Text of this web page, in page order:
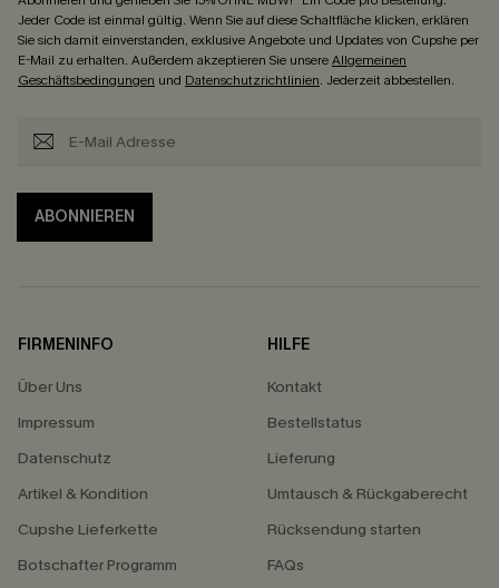
Jeder Code ist einmal gültig. Wenn Sie auf diese Schaltfläche klicken, erklären
Sie sich damit einverstanden, exklusive Angebote und Updates von Cupshe per
E-Mail zu erhalten. Außerdem akzeptieren Sie unsereAllgemeinen
Geschäftsbedingungen und Datenschutzrichtlinien. Jederzeit abbestellen.
ABONNIEREN
FIRMENINFO
Über Uns
Impressum
Datenschutz
Artikel & Kondition
Cupshe Lieferkette
Botschafter Programm
HILFE
Kontakt
Bestellstatus
Lieferung
Umtausch & Rückgaberecht
Rücksendung starten
FAQs